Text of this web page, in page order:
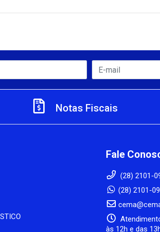
Notas Fiscais
Fale
(28) 2101-
(28) 2101-
às 12h e das